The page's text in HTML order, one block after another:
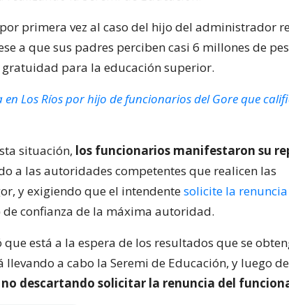
primera vez al caso del hijo del administrador
a que sus padres perciben casi 6 millones de
para la educación superior.
en Los Ríos por hijo de funcionarios del Gore que
situación, los funcionarios manifestaron su
a las autoridades competentes que realicen las
y exigiendo que el intendentesolicite la renuncia
confianza de la máxima autoridad.
está a la espera de los resultados que se
llevando a cabo la Seremi de Educación, y luego
no descartando solicitar la renuncia del